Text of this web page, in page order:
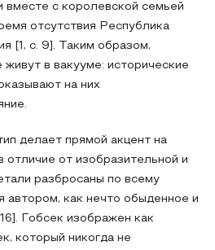
вместе с королевской семьей
отсутствия Республика
[1, c. 9]. Таким образом,
в вакууме: исторические
на них
делает прямой акцент на
отличие от изобразительной и
разбросаны по всему
автором, как нечто обыденное и
Гобсек изображен как
который никогда не